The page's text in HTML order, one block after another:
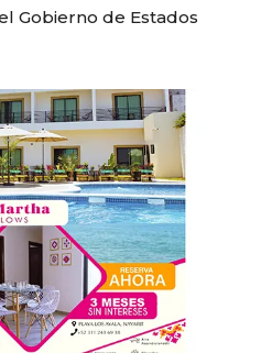
Gobierno de Estados